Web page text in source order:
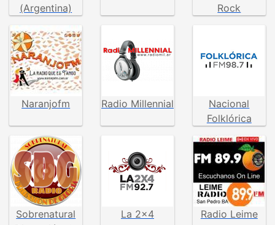
(Argentina)
Rock
Naranjofm Radio Millennial
Nacional
Folklórica
Sobrenatural
La 2x4 Radio Leime